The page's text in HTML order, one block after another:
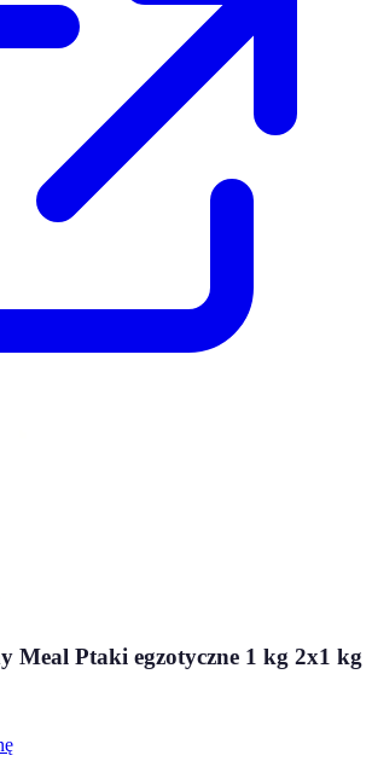
Meal Ptaki egzotyczne 1 kg 2x1 kg